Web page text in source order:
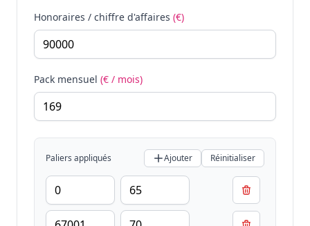
Honoraires / chiffre d'affaires (€)
Pack mensuel (€ / mois)
Paliers appliqués Ajouter Réinitialiser